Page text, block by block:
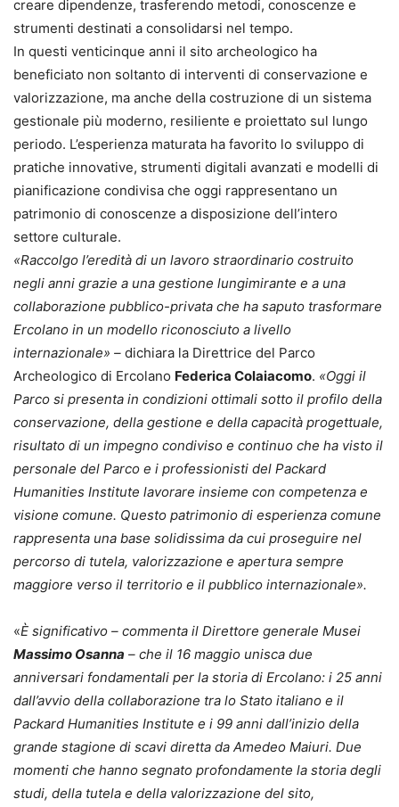
creare dipendenze, trasferendo metodi, conoscenze e
strumenti destinati a consolidarsi nel tempo.
In questi venticinque anni il sito archeologico ha
beneficiato non soltanto di interventi di conservazione e
valorizzazione, ma anche della costruzione di un sistema
gestionale più moderno, resiliente e proiettato sul lungo
periodo. L’esperienza maturata ha favorito lo sviluppo di
pratiche innovative, strumenti digitali avanzati e modelli di
pianificazione condivisa che oggi rappresentano un
patrimonio di conoscenze a disposizione dell’intero
settore culturale.
«Raccolgo l’eredità di un lavoro straordinario costruito
negli anni grazie a una gestione lungimirante e a una
collaborazione pubblico-privata che ha saputo trasformare
Ercolano in un modello riconosciuto a livello
internazionale» – dichiara la Direttrice del Parco
Archeologico di Ercolano Federica Colaiacomo. «Oggi il
Parco si presenta in condizioni ottimali sotto il profilo della
conservazione, della gestione e della capacità progettuale,
risultato di un impegno condiviso e continuo che ha visto il
personale del Parco e i professionisti del Packard
Humanities Institute lavorare insieme con competenza e
visione comune. Questo patrimonio di esperienza comune
rappresenta una base solidissima da cui proseguire nel
percorso di tutela, valorizzazione e apertura sempre
maggiore verso il territorio e il pubblico internazionale».
«È significativo – commenta il Direttore generale Musei
Massimo Osanna – che il 16 maggio unisca due
anniversari fondamentali per la storia di Ercolano: i 25 anni
dall’avvio della collaborazione tra lo Stato italiano e il
Packard Humanities Institute e i 99 anni dall’inizio della
grande stagione di scavi diretta da Amedeo Maiuri. Due
momenti che hanno segnato profondamente la storia degli
studi, della tutela e della valorizzazione del sito,